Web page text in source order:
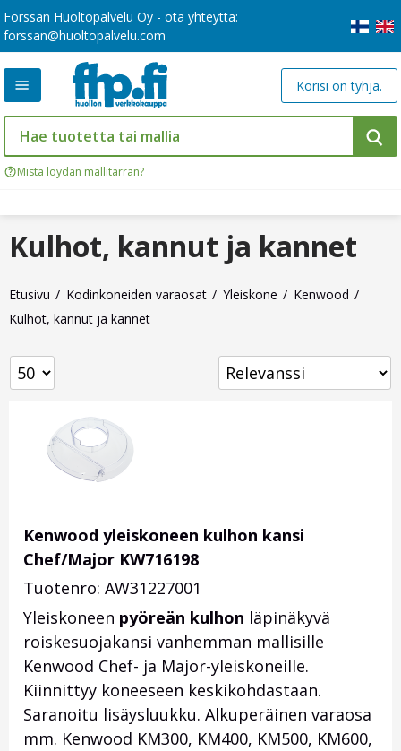
Forssan Huoltopalvelu Oy - ota yhteyttä:
forssan@huoltopalvelu.com
Mistä löydän mallitarran?
Korisi on tyhjä.
Etusivu Kodinkoneiden varaosat Yleiskone
Kenwood
Kulhot, kannut ja kannet
Kulhot, kannut ja kannet
Kenwood yleiskoneen kulhon kansi
Chef/Major KW716198
Tuotenro: AW31227001
Yleiskoneen pyöreän kulhon läpinäkyvä
roiskesuojakansi vanhemman mallisille
Kenwood Chef- ja Major-yleiskoneille.
Kiinnittyy koneeseen keskikohdastaan.
Saranoitu lisäysluukku. Alkuperäinen varaosa
mm. Kenwood KM300, KM400, KM500, KM600,